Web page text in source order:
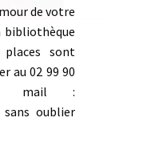
de votre
bibliothèque
sont
au 02 99 90
mail :
oublier